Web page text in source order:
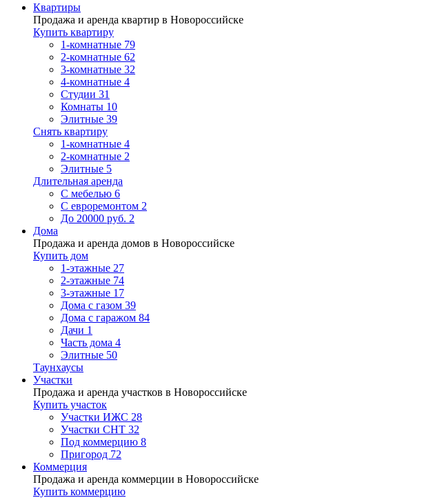
Квартиры
Продажа и аренда квартир в Новороссийске
Купить квартиру
1-комнатные 79
2-комнатные 62
3-комнатные 32
4-комнатные 4
Студии 31
Комнаты 10
Элитные 39
Снять квартиру
1-комнатные 4
2-комнатные 2
Элитные 5
Длительная аренда
С мебелью 6
С евроремонтом 2
До 20000 руб. 2
Дома
Продажа и аренда домов в Новороссийске
Купить дом
1-этажные 27
2-этажные 74
3-этажные 17
Дома с газом 39
Дома с гаражом 84
Дачи 1
Часть дома 4
Элитные 50
Таунхаусы
Участки
Продажа и аренда участков в Новороссийске
Купить участок
Участки ИЖС 28
Участки СНТ 32
Под коммерцию 8
Пригород 72
Коммерция
Продажа и аренда коммерции в Новороссийске
Купить коммерцию